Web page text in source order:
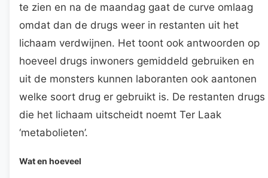
te zien en na de maandag gaat de curve omlaag
omdat dan de drugs weer in restanten uit het
lichaam verdwijnen. Het toont ook antwoorden op
hoeveel drugs inwoners gemiddeld gebruiken en
uit de monsters kunnen laboranten ook aantonen
welke soort drug er gebruikt is. De restanten drugs
die het lichaam uitscheidt noemt Ter Laak
‘metabolieten’.
Wat en hoeveel